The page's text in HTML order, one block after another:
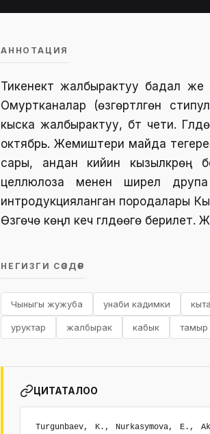
АННОТАЦИЯ
Тикенектүү жалбырактуу бадал
Омуртканалар (өзгөртүлгөн
кыска жалбырактуу, бүт чети.
октябрь. Жемиштери майда
сары, андан кийин
целлюлоза менен ширелүү
интродукцияланган породалары
Өзгөчө көңүл кеч гүлдөөгө
НЕГИЗГИ СӨЗДӨР
Чыныгы жужуба унаби кадимки
уруктар жалбырак кабык тамыр
ЦИТАТАЛОО
Turgunbaev, K., Nurkasymova, E.,